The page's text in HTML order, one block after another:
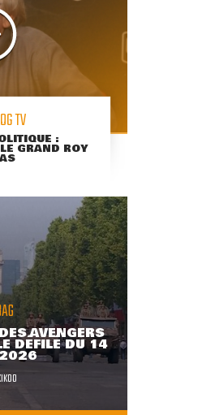
TV
:
GRAND ROY
AVENGERS
DÉFILÉ DU 14
2026